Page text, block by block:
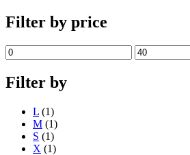
Filter by price
Filter by
L (1)
M (1)
S (1)
X (1)